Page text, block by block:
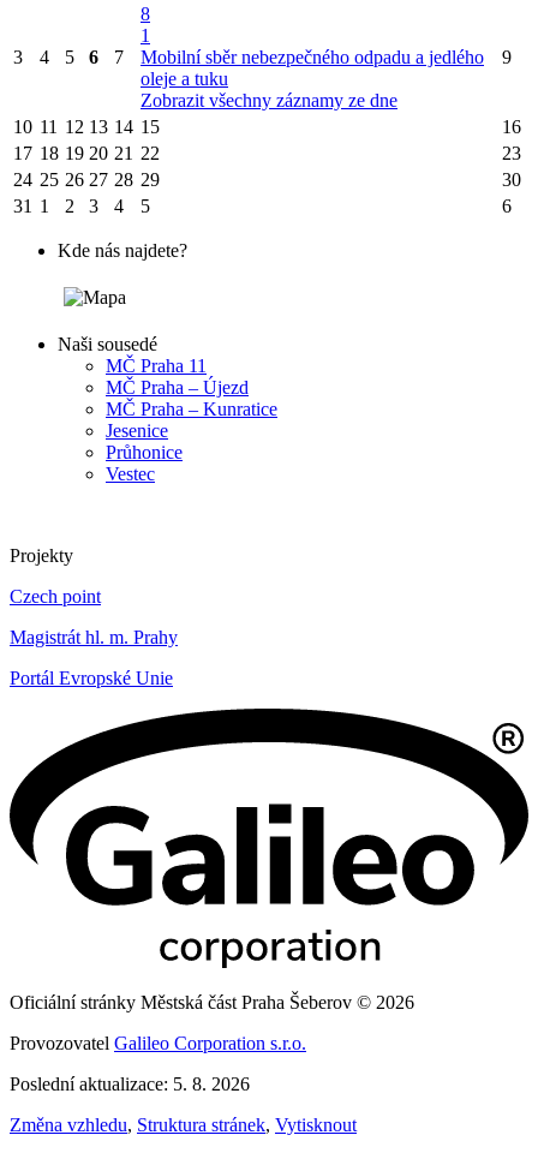
3 4 5 6 7
8
1
Mobilní sběr nebezpečného odpadu a jedlého
oleje a tuku
Zobrazit všechny záznamy ze dne
9
10 11 12 13 14 15
16
17 18 19 20 21 22
23
24 25 26 27 28 29
30
31 1 2 3 4 5 6
Kde nás najdete?
Naši sousedé
MČ Praha 11
MČ Praha – Újezd
MČ Praha – Kunratice
Jesenice
Průhonice
Vestec
Projekty
Czech point
Magistrát hl. m. Prahy
Portál Evropské Unie
Oficiální stránky Městská část Praha Šeberov © 2026
Provozovatel Galileo Corporation s.r.o.
Poslední aktualizace: 5. 8. 2026
Změna vzhledu, Struktura stránek, Vytisknout